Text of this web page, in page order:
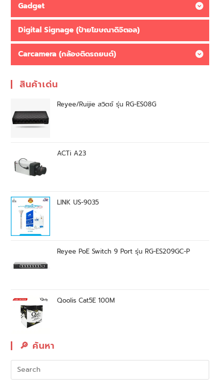
Gadget
Digital Signage (ป้ายโฆษณาดิจิตอล)
Carcamera (กล้องติดรถยนต์)
สินค้าเด่น
Reyee/Ruijie สวิตช์ รุ่น RG-ES08G
ACTi A23
LINK US-9035
Reyee PoE Switch 9 Port รุ่น RG-ES209GC-P
Qoolis Cat5E 100M
🔎︎ ค้นหา